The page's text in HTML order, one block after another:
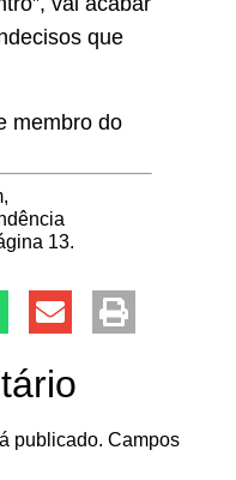
que
membro do
13.
publicado. Campos